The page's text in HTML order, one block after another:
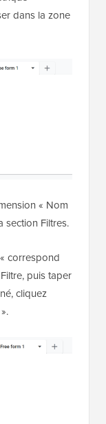
dans la zone
« Nom
Filtres.
correspond
puis taper
cliquez